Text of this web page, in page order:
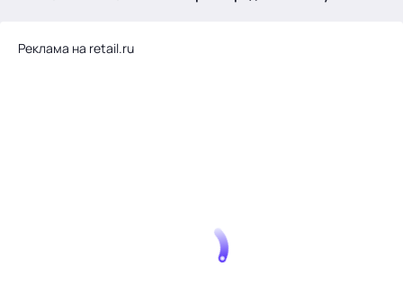
Реклама на retail.ru